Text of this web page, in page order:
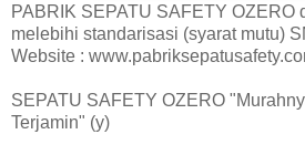
PABRIK SEPATU SAFETY OZERO
melebihi standarisasi (syarat mutu)
Website :
SEPATU SAFETY OZERO
Terjamin" (y)